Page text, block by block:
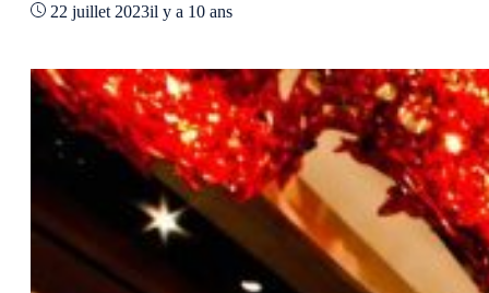
22 juillet 2023il y a 10 ans